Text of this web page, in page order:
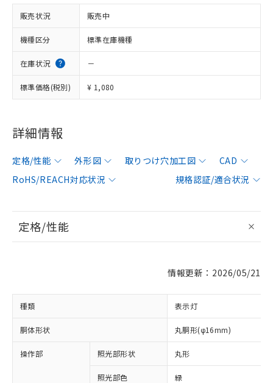
販売状況 販売中
機種区分 標準在庫機種
在庫状況 －
標準価格(税別) ¥ 1,080
詳細情報
定格/性能 外形図 取りつけ穴加工図
CAD
RoHS/REACH対応状況
規格認証/適合状況
定格/性能
情報更新：2026/05/21
種類 表示灯
胴体形状 丸胴形(φ16mm)
操作部 照光部形状 丸形
照光部色 緑